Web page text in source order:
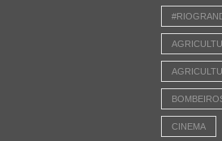
CINEMA